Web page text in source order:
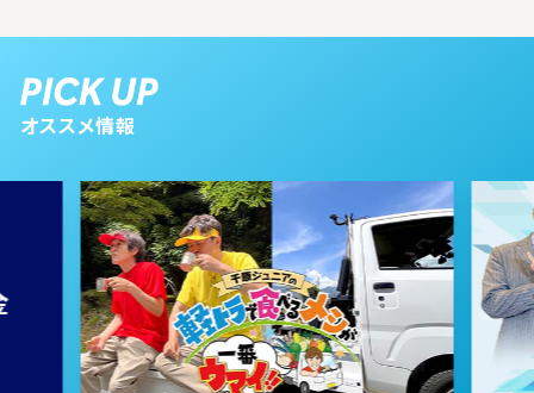
2025年08月06日 放送
第77話
オススメ情報